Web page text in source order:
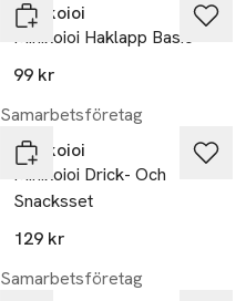
Minikoioi
Minikoioi Haklapp Basic
99 kr
Samarbetsföretag
Minikoioi
Minikoioi Drick- Och
Snacksset
129 kr
Samarbetsföretag